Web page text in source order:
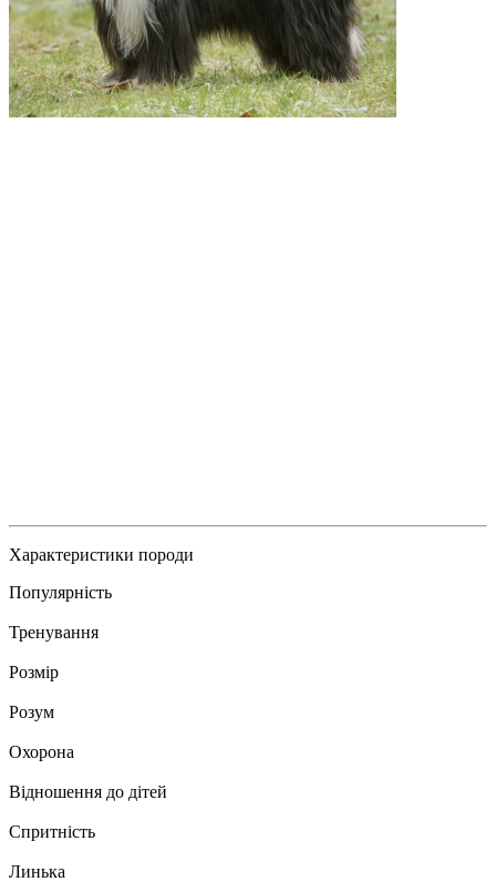
Характеристики породи
Популярність
Тренування
Розмір
Розум
Охорона
Відношення до дітей
Спритність
Линька